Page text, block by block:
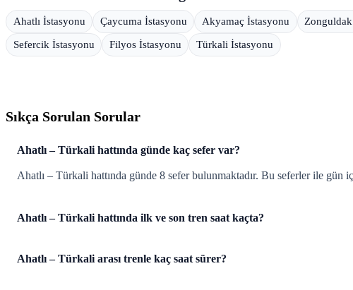
Ahatlı İstasyonu Çaycuma İstasyonu Akyamaç İstasyonu
Sefercik İstasyonu Filyos İstasyonu Türkali İstasyonu
Sıkça Sorulan Sorular
Ahatlı – Türkali hattında günde kaç sefer var?
Ahatlı – Türkali hattında günde 8 sefer bulunmaktadır. Bu seferler ile gün
Ahatlı – Türkali hattında ilk ve son tren saat kaçta?
Ahatlı – Türkali arası trenle kaç saat sürer?